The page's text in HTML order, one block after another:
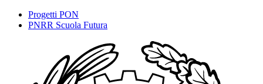
Progetti PON
PNRR Scuola Futura